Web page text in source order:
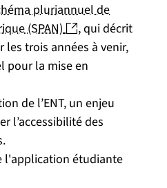
pluriannuel de
(SPAN)
(nouvelle
, qui décrit
trois années à venir,
pour la mise en
de l’ENT, un enjeu
l’accessibilité des
l'application étudiante